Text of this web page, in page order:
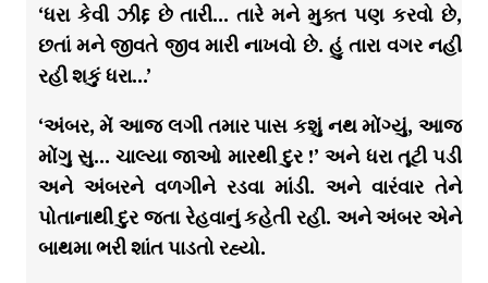
‘ધરા કેવી ઝીદ્દ છે તારી… તારે મને મુક્ત પણ કરવો છે,
છતાં મને જીવતે જીવ મારી નાખવો છે. હું તારા વગર નહી
રહી શકું ધરા…’
‘અંબર, મેં આજ લગી તમાર પાસ કશું નથ મોંગ્યું, આજ
મોંગુ સુ… ચાલ્યા જાઓ મારથી દુર !’ અને ધરા તૂટી પડી
અને અંબરને વળગીને રડવા માંડી. અને વારંવાર તેને
પોતાનાથી દુર જતા રેહવાનું કહેતી રહી. અને અંબર એને
બાથમા ભરી શાંત પાડતો રહ્યો.